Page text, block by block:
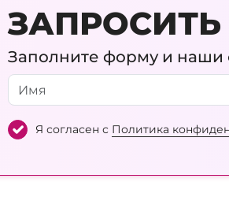
Заполните форму и наши
Я согласен с Политика